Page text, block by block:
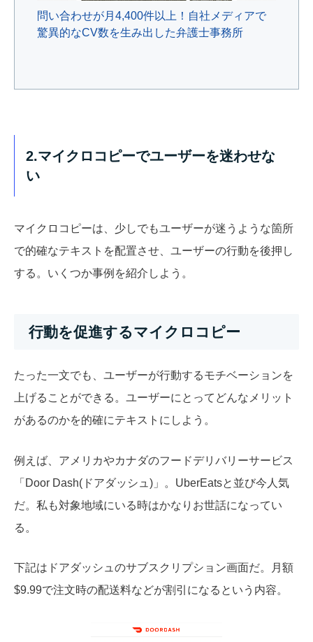
問い合わせが月4,400件以上！自社メディアで
驚異的なCV数を生み出した弁護士事務所
2.マイクロコピーでユーザーを迷わせな
い
マイクロコピーは、少しでもユーザーが迷うような箇所
で的確なテキストを配置させ、ユーザーの行動を後押し
する。いくつか事例を紹介しよう。
行動を促進するマイクロコピー
たった一文でも、ユーザーが行動するモチベーションを
上げることができる。ユーザーにとってどんなメリット
があるのかを的確にテキストにしよう。
例えば、アメリカやカナダのフードデリバリーサービス
「Door Dash(ドアダッシュ)」。UberEatsと並び今人気
だ。私も対象地域にいる時はかなりお世話になってい
る。
下記はドアダッシュのサブスクリプション画面だ。月額
$9.99で注文時の配送料などが割引になるという内容。